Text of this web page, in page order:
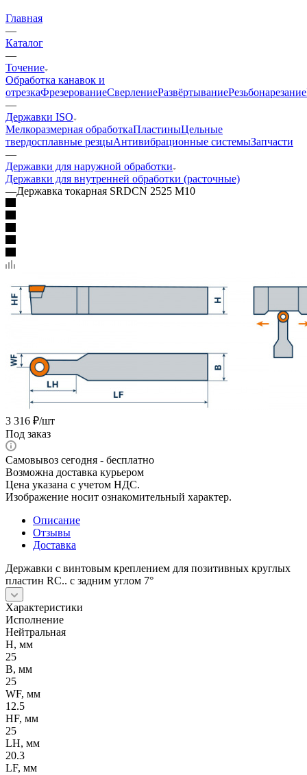
Главная
—
Каталог
—
Точение
Обработка канавок и
отрезкаФрезерованиеСверлениеРазвёртываниеРезьбонарезание
—
Державки ISO
Мелкоразмерная обработкаПластиныЦельные
твердосплавные резцыАнтивибрационные системыЗапчасти
—
Державки для наружной обработки
Державки для внутренней обработки (расточные)
—Державка токарная SRDCN 2525 M10
3 316 ₽/шт
Под заказ
Самовывоз сегодня - бесплатно
Возможна доставка курьером
Цена указана с учетом НДС.
Изображение носит ознакомительный характер.
Описание
Отзывы
Доставка
Державки с винтовым креплением для позитивных круглых
пластин RС.. с задним углом 7°
Характеристики
Исполнение
Нейтральная
H, мм
25
B, мм
25
WF, мм
12.5
HF, мм
25
LH, мм
20.3
LF, мм